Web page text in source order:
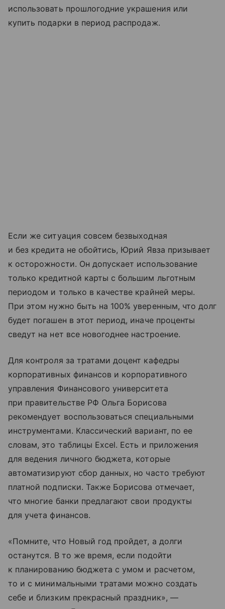
использовать прошлогодние украшения или
купить подарки в период распродаж.
Если же ситуация совсем безвыходная
и без кредита не обойтись, Юрий Явза призывает
к осторожности. Он допускает использование
только кредитной карты с большим льготным
периодом и только в качестве крайней меры.
При этом нужно быть на 100% уверенным, что долг
будет погашен в этот период, иначе проценты
сведут на нет все новогоднее настроение.
Для контроля за тратами доцент кафедры
корпоративных финансов и корпоративного
управления Финансового университета
при правительстве РФ Ольга Борисова
рекомендует воспользоваться специальными
инструментами. Классический вариант, по ее
словам, это таблицы Excel. Есть и приложения
для ведения личного бюджета, которые
автоматизируют сбор данных, но часто требуют
платной подписки. Также Борисова отмечает,
что многие банки предлагают свои продукты
для учета финансов.
«Помните, что Новый год пройдет, а долги
останутся. В то же время, если подойти
к планированию бюджета с умом и расчетом,
то и с минимальными тратами можно создать
себе и близким прекрасный праздник», —